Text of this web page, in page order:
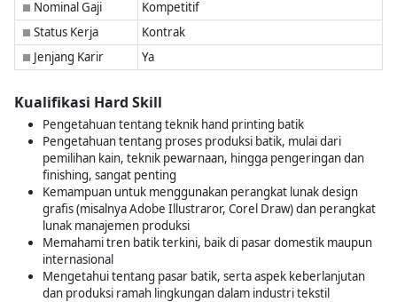
■ Nominal Gaji Kompetitif
■ Status Kerja Kontrak
■ Jenjang Karir Ya
Kualifikasi Hard Skill
Pengetahuan tentang teknik hand printing batik
Pengetahuan tentang proses produksi batik, mulai dari
pemilihan kain, teknik pewarnaan, hingga pengeringan dan
finishing, sangat penting
Kemampuan untuk menggunakan perangkat lunak design
grafis (misalnya Adobe Illustraror, Corel Draw) dan perangkat
lunak manajemen produksi
Memahami tren batik terkini, baik di pasar domestik maupun
internasional
Mengetahui tentang pasar batik, serta aspek keberlanjutan
dan produksi ramah lingkungan dalam industri tekstil